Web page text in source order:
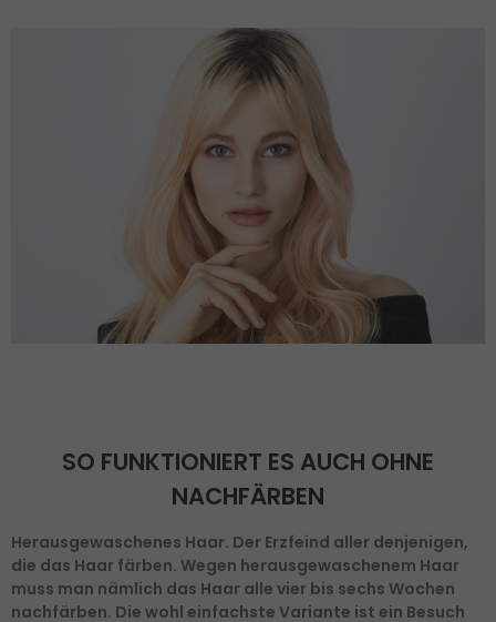
SO FUNKTIONIERT ES AUCH OHNE
NACHFÄRBEN
Herausgewaschenes Haar. Der Erzfeind aller denjenigen,
die das Haar färben. Wegen herausgewaschenem Haar
muss man nämlich das Haar alle vier bis sechs Wochen
nachfärben. Die wohl einfachste Variante ist ein Besuch